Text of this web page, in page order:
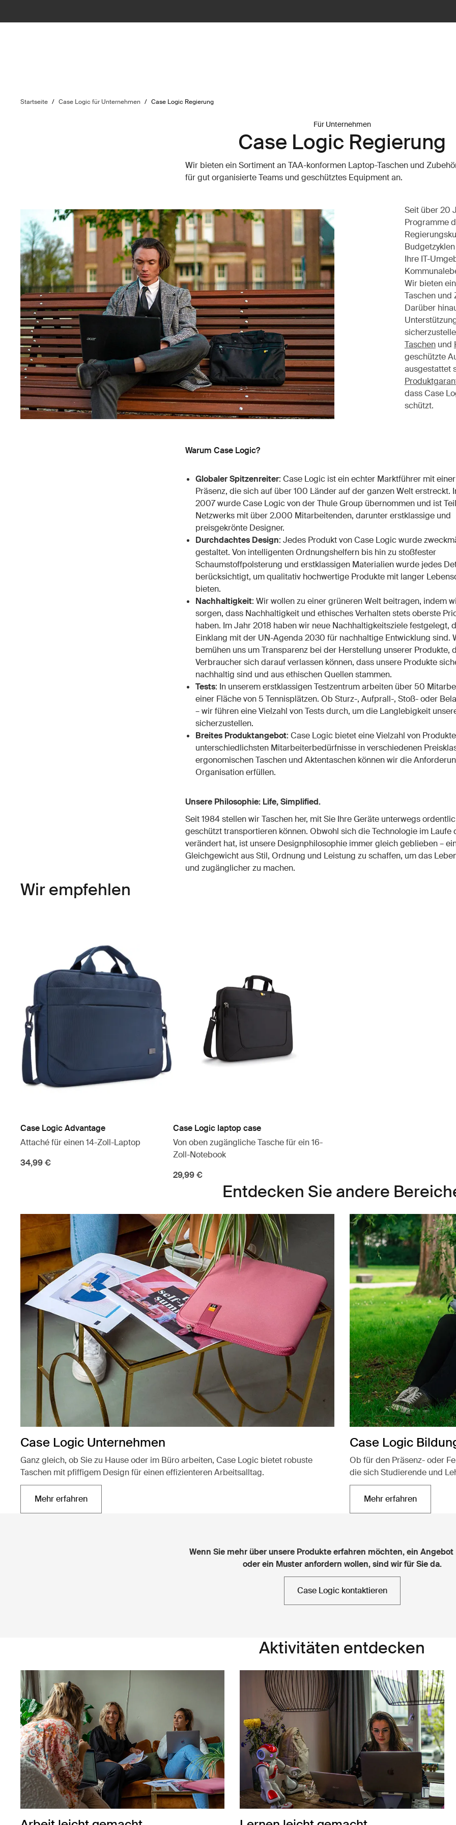
Startseite / Case Logic für Unternehmen / Case Logic Regierung
Für Unternehmen
Case Logic Regierung
Wir bieten ein Sortiment an TAA-konformen Laptop-Taschen und
für gut organisierte Teams und geschütztes Equipment an.
Seit über 20
Programme
Ihre IT-
Wir bieten
Taschen und
Darüber
Taschenund
geschützte
ausgestattet
dass Case
schützt.
Warum Case Logic?
Globaler Spitzenreiter: Case Logic ist ein echter Marktführer mit
Präsenz, die sich auf über 100 Länder auf der ganzen Welt erstreckt.
2007 wurde Case Logic von der Thule Group übernommen und ist
Netzwerks mit über 2.000 Mitarbeitenden, darunter erstklassige und
preisgekrönte Designer.
Durchdachtes Design: Jedes Produkt von Case Logic wurde
gestaltet. Von intelligenten Ordnungshelfern bis hin zu stoßfester
Schaumstoffpolsterung und erstklassigen Materialien wurde jedes
berücksichtigt, um qualitativ hochwertige Produkte mit langer
bieten.
Nachhaltigkeit: Wir wollen zu einer grüneren Welt beitragen, indem
sorgen, dass Nachhaltigkeit und ethisches Verhalten stets oberste
haben. Im Jahr 2018 haben wir neue Nachhaltigkeitsziele festgelegt,
Einklang mit der UN-Agenda 2030 für nachhaltige Entwicklung sind.
bemühen uns um Transparenz bei der Herstellung unserer Produkte,
Verbraucher sich darauf verlassen können, dass unsere Produkte
nachhaltig sind und aus ethischen Quellen stammen.
Tests: In unserem erstklassigen Testzentrum arbeiten über 50
einer Fläche von 5 Tennisplätzen. Ob Sturz-, Aufprall-, Stoß- oder
– wir führen eine Vielzahl von Tests durch, um die Langlebigkeit
sicherzustellen.
Breites Produktangebot: Case Logic bietet eine Vielzahl von
unterschiedlichsten Mitarbeiterbedürfnisse in verschiedenen
ergonomischen Taschen und Aktentaschen können wir die
Organisation erfüllen.
Unsere Philosophie: Life, Simplified.
Seit 1984 stellen wir Taschen her, mit Sie Ihre Geräte unterwegs
geschützt transportieren können. Obwohl sich die Technologie im Laufe
verändert hat, ist unsere Designphilosophie immer gleich geblieben –
Gleichgewicht aus Stil, Ordnung und Leistung zu schaffen, um das
und zugänglicher zu machen.
Wir empfehlen
Case Logic Advantage
Attaché für einen 14-Zoll-Laptop
34,99 €
Case Logic laptop case
Von oben zugängliche Tasche für ein 16-
Zoll-Notebook
29,99 €
Entdecken Sie andere
Case Logic Unternehmen
Ganz gleich, ob Sie zu Hause oder im Büro arbeiten, Case Logic bietet robuste
Taschen mit pfiffigem Design für einen effizienteren Arbeitsalltag.
Mehr erfahrenWird in einer neuen Registerkarte geöffnet
Case Logic
Ob für den Präsenz- oder
die sich Studierende und
Mehr erfahren
Wird in einer
Wenn Sie mehr über unsere Produkte erfahren möchten, ein
oder ein Muster anfordern wollen, sind wir für Sie da.
Case Logic kontaktieren
Aktivitäten entdecken